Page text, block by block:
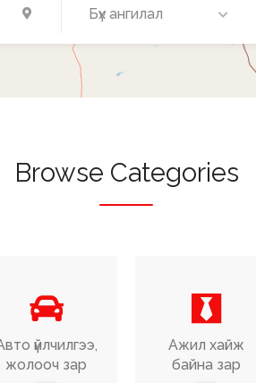
Бүх ангилал
Browse Categories
үйлчилгээ,
жолооч зар
Ажил хайж
байна зар